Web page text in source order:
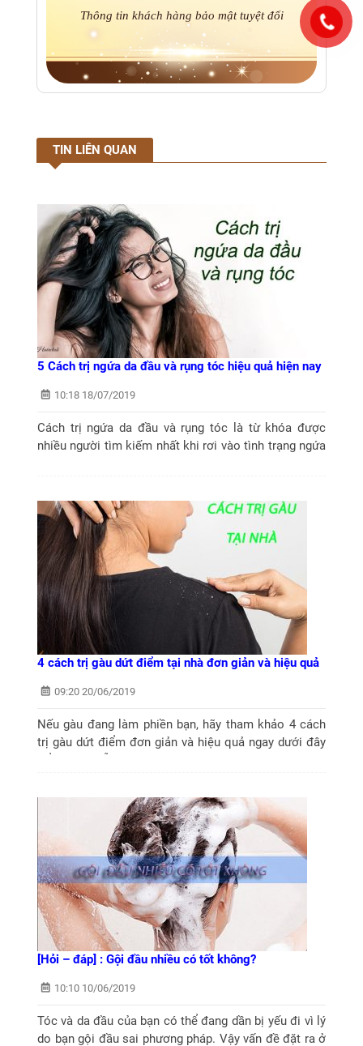
Thông tin khách hàng bảo mật tuyệt đối
TIN LIÊN QUAN
5 Cách trị ngứa da đầu và rụng tóc hiệu quả hiện nay
10:18 18/07/2019
Cách trị ngứa da đầu và rụng tóc là từ khóa được
nhiều người tìm kiếm nhất khi rơi vào tình trạng ngứa
4 cách trị gàu dứt điểm tại nhà đơn giản và hiệu quả
09:20 20/06/2019
Nếu gàu đang làm phiền bạn, hãy tham khảo 4 cách
trị gàu dứt điểm đơn giản và hiệu quả ngay dưới đây
[Hỏi – đáp] : Gội đầu nhiều có tốt không?
10:10 10/06/2019
Tóc và da đầu của bạn có thể đang dần bị yếu đi vì lý
do bạn gội đầu sai phương pháp. Vậy vấn đề đặt ra ở